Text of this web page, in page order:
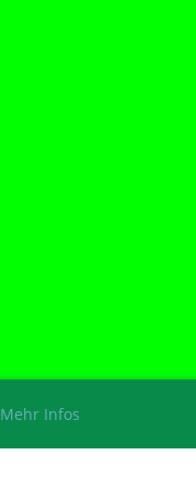
Mehr Infos